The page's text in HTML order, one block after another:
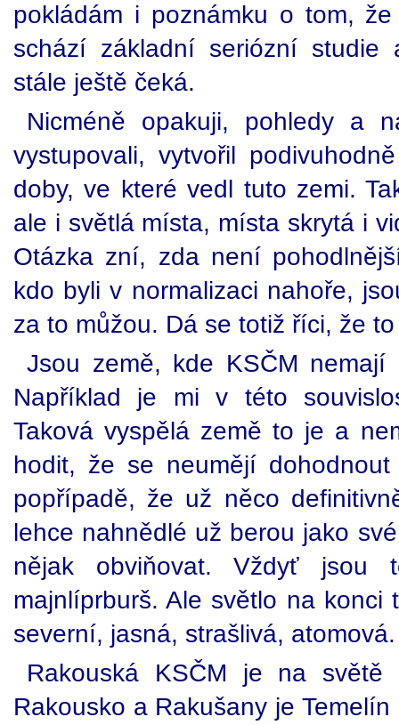
pokládám i poznámku o tom,
schází základní seriózní
stále ještě čeká.
Nicméně opakuji, pohledy a
vystupovali, vytvořil
doby, ve které vedl tuto zemi.
ale i světlá místa, místa skrytá i
Otázka zní, zda není
kdo byli v normalizaci nahoře,
za to můžou. Dá se totiž říci, že
Jsou země, kde KSČM
Například je mi v této
Taková vyspělá země to je a
hodit, že se neumějí
popřípadě, že už něco
lehce nahnědlé už berou jako
nějak obviňovat. Vždyť jsou
majnlíprburš. Ale světlo na
severní, jasná, strašlivá, atomová.
Rakouská KSČM je na
Rakousko a Rakušany je